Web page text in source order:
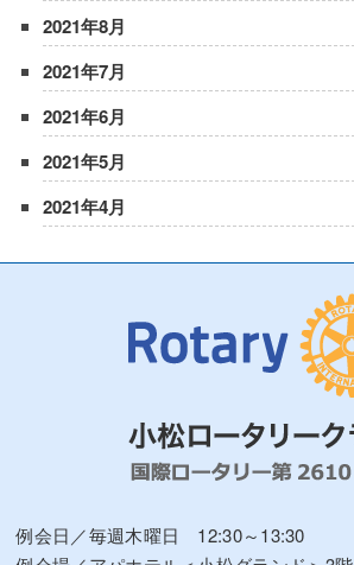
2021年8月
2021年7月
2021年6月
2021年5月
2021年4月
例会日／毎週木曜日 12:30～13:30